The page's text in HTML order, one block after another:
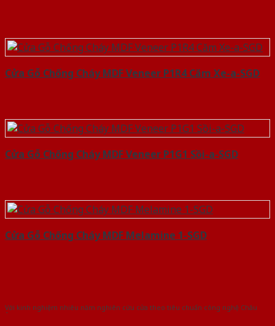
Cửa Gỗ Chống Cháy MDF Veneer P1R4 Căm Xe-a-SGD
Cửa Gỗ Chống Cháy MDF Veneer P1G1 Sồi-a-SGD
Cửa Gỗ Chống Cháy MDF Melamine 1-SGD
Với kinh nghiệm nhiêu năm nghiên cứu cửa theo tiêu chuẩn công nghệ Châu